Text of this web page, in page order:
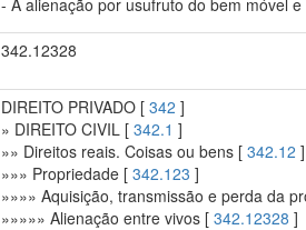
- A alienação por usufruto do bem móvel e
342.12328
DIREITO PRIVADO [ 342 ]
» DIREITO CIVIL [ 342.1 ]
»» Direitos reais. Coisas ou bens [ 342.12 ]
»»» Propriedade [ 342.123 ]
»»»» Aquisição, transmissão e perda da
»»»»» Alienação entre vivos [ 342.12328 ]